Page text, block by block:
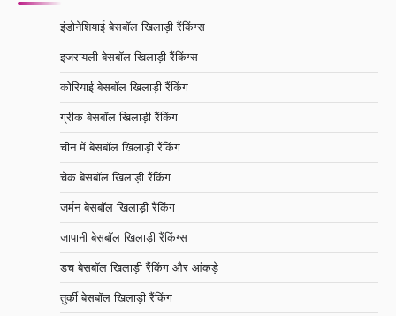
इंडोनेशियाई बेसबॉल खिलाड़ी रैंकिंग्स
इजरायली बेसबॉल खिलाड़ी रैंकिंग्स
कोरियाई बेसबॉल खिलाड़ी रैंकिंग
ग्रीक बेसबॉल खिलाड़ी रैंकिंग
चीन में बेसबॉल खिलाड़ी रैंकिंग
चेक बेसबॉल खिलाड़ी रैंकिंग
जर्मन बेसबॉल खिलाड़ी रैंकिंग
जापानी बेसबॉल खिलाड़ी रैंकिंग्स
डच बेसबॉल खिलाड़ी रैंकिंग और आंकड़े
तुर्की बेसबॉल खिलाड़ी रैंकिंग